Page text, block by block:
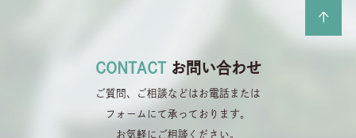
CONTACT お問い合わせ
ご質問、ご相談などはお電話または
フォームにて承っております。
お気軽にご相談ください。